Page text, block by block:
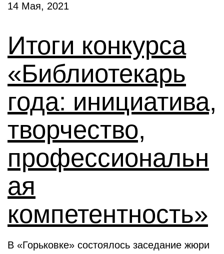
14 Мая, 2021
Итоги конкурса
«Библиотекарь
года: инициатива,
творчество,
профессиональн
ая
компетентность»
В «Горьковке» состоялось заседание жюри